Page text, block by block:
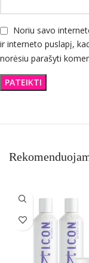
Noriu savo
ir interneto puslapį,
norėsiu parašyti